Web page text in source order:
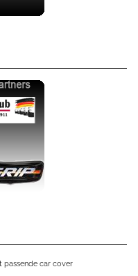
passende car cover